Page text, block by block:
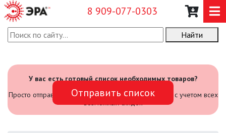
8 909-077-0303
О КОМПАНИИ
САДОВЫЙ ИНВЕНТАРЬ И
ИНСТРУМЕНТЫ
Найти
У вас есть готовый список необходимых товаров?
Просто отправьте его нам и мы посчитаем стоимость с учетом всех
возможных скидок
Отправить список